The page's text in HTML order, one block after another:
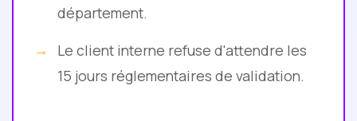
département.
Le client interne refuse d'attendre les
15 jours réglementaires de validation.